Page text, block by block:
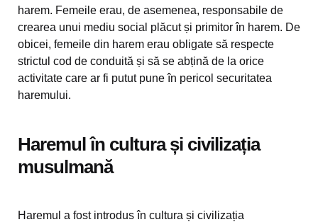
harem. Femeile erau, de asemenea, responsabile de
crearea unui mediu social plăcut și primitor în harem. De
obicei, femeile din harem erau obligate să respecte
strictul cod de conduită și să se abțină de la orice
activitate care ar fi putut pune în pericol securitatea
haremului.
Haremul în cultura și civilizația
musulmană
Haremul a fost introdus în cultura și civilizația